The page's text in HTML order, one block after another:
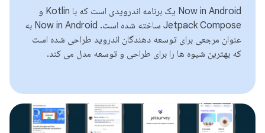
Now in Android یک برنامه اندرویدی است که با Kotlin و
Jetpack Compose ساخته شده است. Now in Android به
عنوان مرجعی برای توسعه دهندگان اندروید طراحی شده است
که بهترین شیوه ها را برای طراحی و توسعه مدل می کند.